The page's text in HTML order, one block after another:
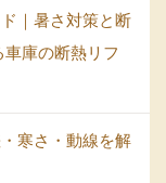
｜暑さ対策と断
庫の断熱リフ
寒さ・動線を解